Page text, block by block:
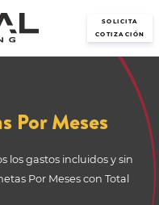
SOLICITA
COTIZACIÓN
Por Meses
los gastos incluidos y sin
Por Meses con Total